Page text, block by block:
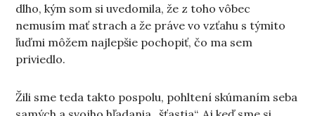
dlho, kým som si uvedomila, že z toho vôbec
nemusím mať strach a že práve vo vzťahu s týmito
ľuďmi môžem najlepšie pochopiť, čo ma sem
priviedlo.
Žili sme teda takto pospolu, pohltení skúmaním seba